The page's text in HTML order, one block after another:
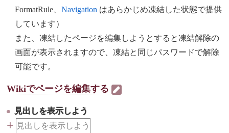
FormatRule、Navigation はあらかじめ凍結した状態で提供
しています）
また、凍結したページを編集しようとすると凍結解除の
画面が表示されますので、凍結と同じパスワードで解除
可能です。
Wikiでページを編集する
見出しを表示しよう
+ 見出しを表示しよう